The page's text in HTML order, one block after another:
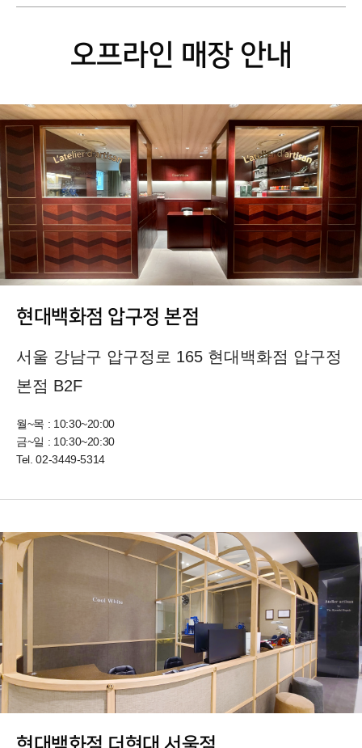
오프라인 매장 안내
현대백화점 압구정 본점
서울 강남구 압구정로 165 현대백화점 압구정
본점 B2F
월~목 : 10:30~20:00
금~일 : 10:30~20:30
Tel.02-3449-5314